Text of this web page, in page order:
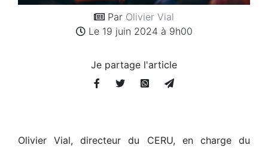
Par Olivier Vial
Le 19 juin 2024 à 9h00
Je partage l'article
Olivier Vial, directeur du CERU, en charge du